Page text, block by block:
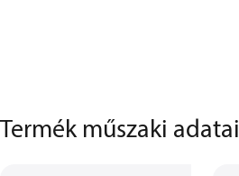
Termék műszaki adatai